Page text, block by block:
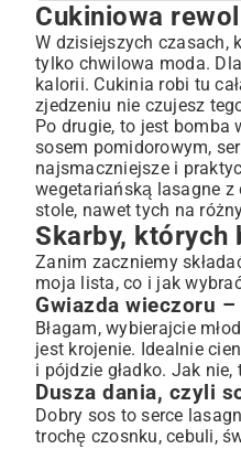
Cukiniowa rewolucja na
Skarby, których będziesz
Gwiazda wieczoru –
Dusza dania, czyli sos
Serowa rozpusta
Aromatyczni pomocnicy
Składamy wszystko w
Krok 1: Poskromienie
Krok 2: Gotowanie sosu
Krok 3: Kremowy farsz
Krok 4: Czas na
Krok 5: Wielkie pieczenie
Krok 6: Chwila oddechu
Moje tajne triki, żeby nie
Gdy najdzie cię ochota
Duet z bakłażanem
Coś dla mięsożerców
Cukiniowa
W dzisiejszych czasach,
tylko chwilowa moda.
kalorii. Cukinia robi tu
zjedzeniu nie czujesz
Po drugie, to jest bomba
sosem pomidorowym,
najsmaczniejsze i
wegetariańską lasagne
stole, nawet tych na
Skarby, których
Zanim zaczniemy
moja lista, co i jak
Gwiazda wieczoru
Błagam, wybierajcie
jest krojenie. Idealnie
i pójdzie gładko. Jak
Dusza dania, czyli
Dobry sos to serce
trochę czosnku, cebuli,